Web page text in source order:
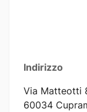
Indirizzo
Via Matteotti
60034